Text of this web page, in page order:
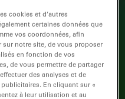
cookies et d’autres
certaines données que
vos coordonnées, afin
sur notre site, de vous proposer
en fonction de vos
de vous permettre de partager
des analyses et de
En cliquant sur «
à leur utilisation et au